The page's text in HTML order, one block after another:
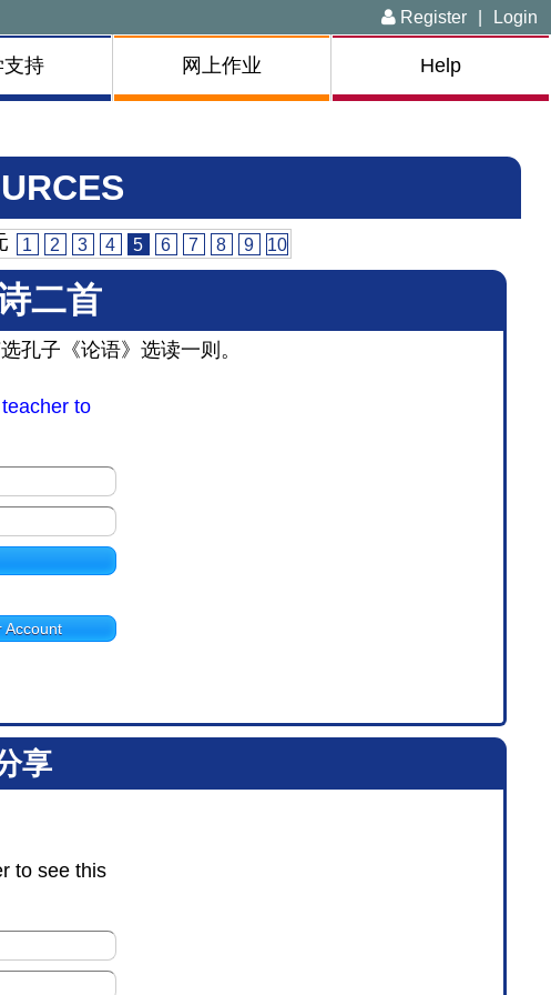
Register | Login
支持 网上作业 Help
1 2 3 4 5 6 7 8 9 10
二首
孔子《论语》选读一则。
to
Account
享
to see this